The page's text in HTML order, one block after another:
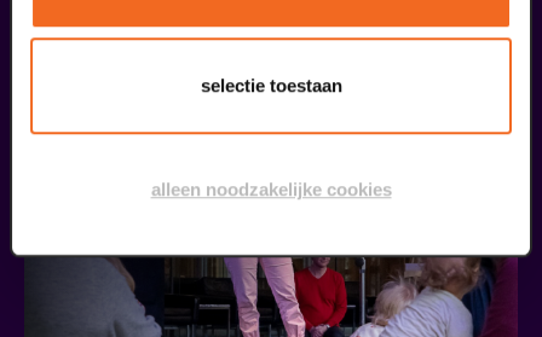
selectie toestaan
alleen noodzakelijke cookies
16